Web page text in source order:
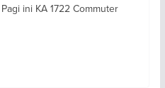
ini KA 1722 Commuter